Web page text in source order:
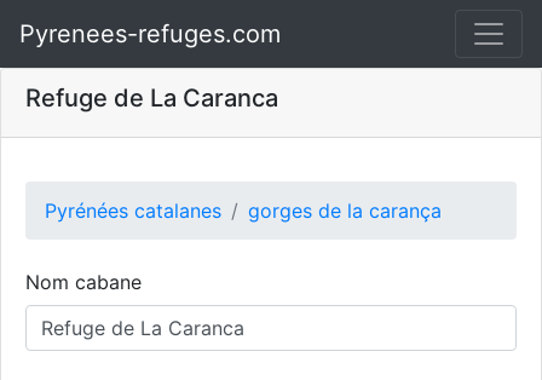
Pyrenees-refuges.com
Refuge de La Caranca
Pyrénées catalanes gorges de la carança
Nom cabane